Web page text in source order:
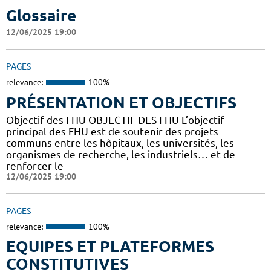
Glossaire
12/06/2025 19:00
PAGES
relevance: 100%
PRÉSENTATION ET OBJECTIFS
Objectif des FHU OBJECTIF DES FHU L’objectif
principal des FHU est de soutenir des projets
communs entre les hôpitaux, les universités, les
organismes de recherche, les industriels… et de
renforcer le
12/06/2025 19:00
PAGES
relevance: 100%
EQUIPES ET PLATEFORMES
CONSTITUTIVES